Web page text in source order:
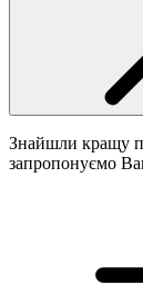
Знайшли кращу
запропонуємо